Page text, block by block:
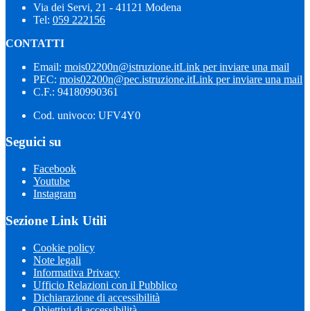
Via dei Servi, 21 - 41121 Modena
Tel: 059 222156
CONTATTI
Email: mois02200n@istruzione.itLink per inviare una mail
PEC: mois02200n@pec.istruzione.itLink per inviare una mail
C.F.: 94180990361
Cod. univoco: UFV4Y0
Seguici su
Facebook
Youtube
Instagram
Sezione Link Utili
Cookie policy
Note legali
Informativa Privacy
Ufficio Relazioni con il Pubblico
Dichiarazione di accessibilità